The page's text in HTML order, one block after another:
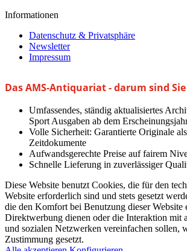
Informationen
Datenschutz & Privatsphäre
Newsletter
Impressum
Das AMS-Antiquariat - darum sind
Umfassendes, ständig aktualisiertes
Sport Ausgaben ab dem
Volle Sicherheit: Garantierte Originale
Zeitdokumente
Aufwandsgerechte Preise auf fairem
Schnelle Lieferung in zuverlässiger
Diese Website benutzt Cookies, die für den
Website erforderlich sind und stets gesetzt
die den Komfort bei Benutzung dieser Website
Direktwerbung dienen oder die Interaktion mit
und sozialen Netzwerken vereinfachen sollen,
Zustimmung gesetzt.